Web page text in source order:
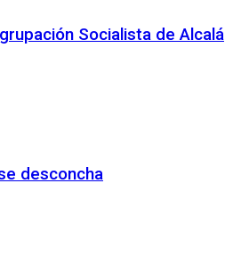
Socialista de Alcalá
desconcha